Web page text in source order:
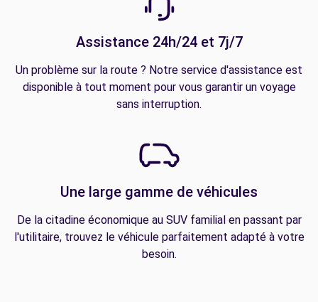
Assistance 24h/24 et 7j/7
Un problème sur la route ? Notre service d'assistance est
disponible à tout moment pour vous garantir un voyage
sans interruption.
Une large gamme de véhicules
De la citadine économique au SUV familial en passant par
l'utilitaire, trouvez le véhicule parfaitement adapté à votre
besoin.